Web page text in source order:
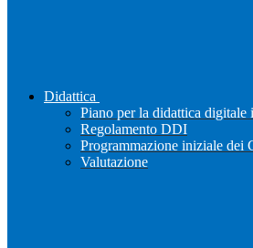
Didattica
Piano per la didattica digitale
Regolamento DDI
Programmazione iniziale dei
Valutazione